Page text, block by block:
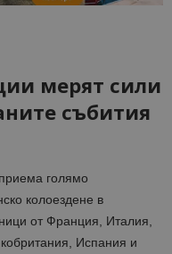
мерят сили
събития
голямо
колоездене в
от Франция, Италия,
Испания и